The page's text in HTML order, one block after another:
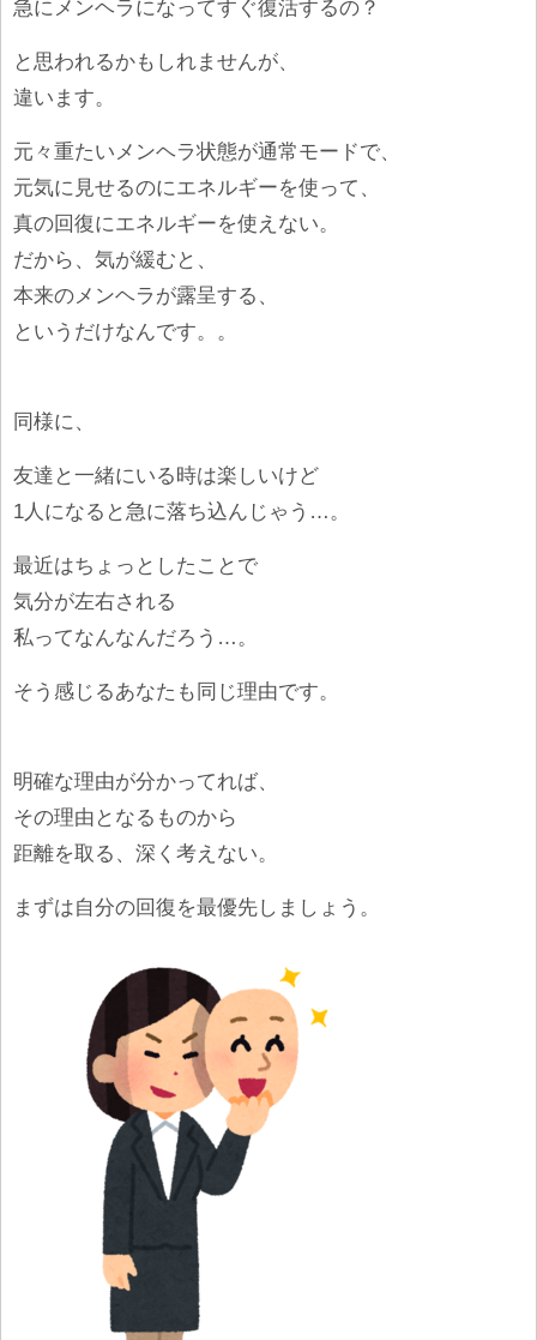
急にメンヘラになってすぐ復活するの？
と思われるかもしれませんが、
違います。
元々重たいメンヘラ状態が通常モードで、
元気に見せるのにエネルギーを使って、
真の回復にエネルギーを使えない。
だから、気が緩むと、
本来のメンヘラが露呈する、
というだけなんです。。
同様に、
友達と一緒にいる時は楽しいけど
1人になると急に落ち込んじゃう…。
最近はちょっとしたことで
気分が左右される
私ってなんなんだろう…。
そう感じるあなたも同じ理由です。
明確な理由が分かってれば、
その理由となるものから
距離を取る、深く考えない。
まずは自分の回復を最優先しましょう。